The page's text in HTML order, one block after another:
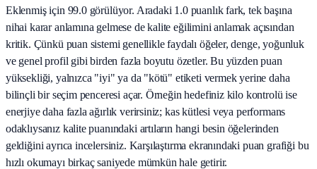
Eklenmiş için 99.0 görülüyor. Aradaki 1.0 puanlık fark, tek başına
nihai karar anlamına gelmese de kalite eğilimini anlamak açısından
kritik. Çünkü puan sistemi genellikle faydalı öğeler, denge, yoğunluk
ve genel profil gibi birden fazla boyutu özetler. Bu yüzden puan
yüksekliği, yalnızca "iyi" ya da "kötü" etiketi vermek yerine daha
bilinçli bir seçim penceresi açar. Örneğin hedefiniz kilo kontrolü ise
enerjiye daha fazla ağırlık verirsiniz; kas kütlesi veya performans
odaklıysanız kalite puanındaki artıların hangi besin öğelerinden
geldiğini ayrıca incelersiniz. Karşılaştırma ekranındaki puan grafiği bu
hızlı okumayı birkaç saniyede mümkün hale getirir.